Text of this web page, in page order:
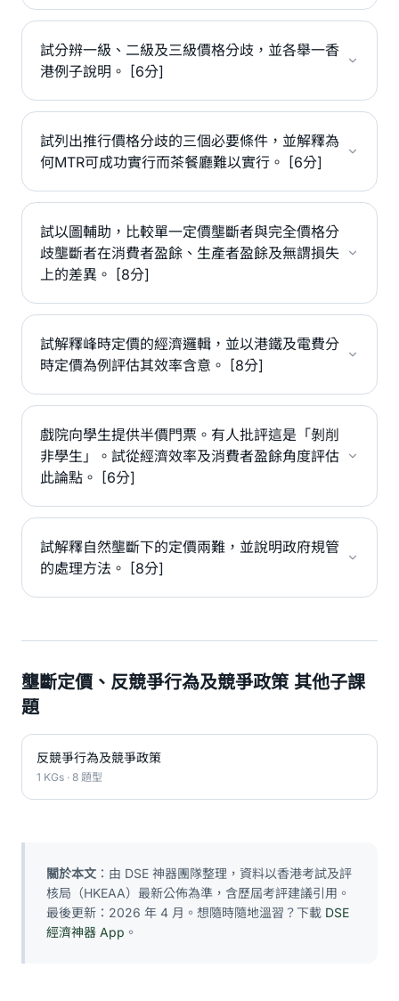
試分辨一級、二級及三級價格分歧，並各舉一香
港例子說明。 [6分]
試列出推行價格分歧的三個必要條件，並解釋為
何MTR可成功實行而茶餐廳難以實行。 [6分]
試以圖輔助，比較單一定價壟斷者與完全價格分
歧壟斷者在消費者盈餘、生產者盈餘及無謂損失
上的差異。 [8分]
試解釋峰時定價的經濟邏輯，並以港鐵及電費分
時定價為例評估其效率含意。 [8分]
戲院向學生提供半價門票。有人批評這是「剝削
非學生」。試從經濟效率及消費者盈餘角度評估
此論點。 [6分]
試解釋自然壟斷下的定價兩難，並說明政府規管
的處理方法。 [8分]
壟斷定價、反競爭行為及競爭政策 其他子課
題
反競爭行為及競爭政策
1 KGs · 8 題型
關於本文 ：由 DSE 神器團隊整理，資料以香港考試及評
核局（HKEAA）最新公佈為準，含歷屆考評建議引用。
最後更新：2026 年 4 月。想隨時隨地溫習？下載 DSE
經濟神器 App 。